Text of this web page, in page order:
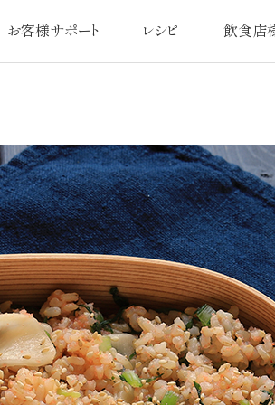
お客様サポート
使い方・お手入れ
注意事項
お問い合わせ
カタログ請求
ザー登録のお客様
レシピ 飲食店